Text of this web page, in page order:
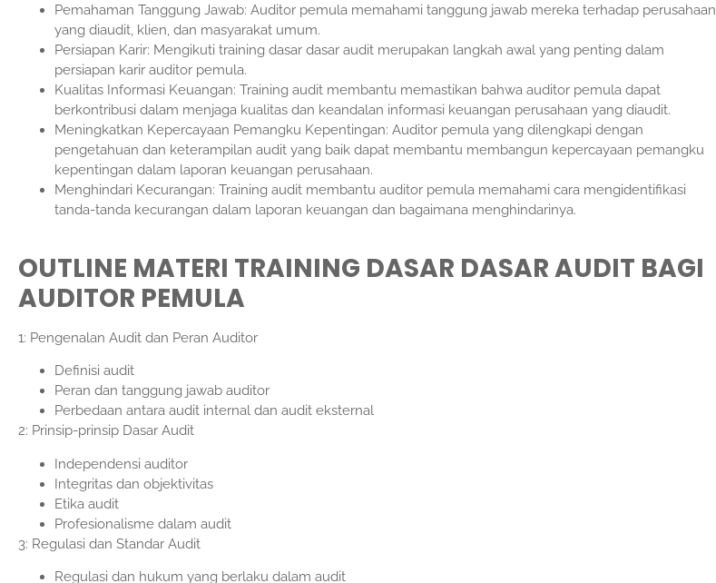
Pemahaman Tanggung Jawab: Auditor pemula memahami tanggung jawab mereka terhadap perusahaan
yang diaudit, klien, dan masyarakat umum.
Persiapan Karir: Mengikuti training dasar dasar audit merupakan langkah awal yang penting dalam
persiapan karir auditor pemula.
Kualitas Informasi Keuangan: Training audit membantu memastikan bahwa auditor pemula dapat
berkontribusi dalam menjaga kualitas dan keandalan informasi keuangan perusahaan yang diaudit.
Meningkatkan Kepercayaan Pemangku Kepentingan: Auditor pemula yang dilengkapi dengan
pengetahuan dan keterampilan audit yang baik dapat membantu membangun kepercayaan pemangku
kepentingan dalam laporan keuangan perusahaan.
Menghindari Kecurangan: Training audit membantu auditor pemula memahami cara mengidentifikasi
tanda-tanda kecurangan dalam laporan keuangan dan bagaimana menghindarinya.
OUTLINE MATERI TRAINING DASAR DASAR AUDIT BAGI
AUDITOR PEMULA
1: Pengenalan Audit dan Peran Auditor
Definisi audit
Peran dan tanggung jawab auditor
Perbedaan antara audit internal dan audit eksternal
2: Prinsip-prinsip Dasar Audit
Independensi auditor
Integritas dan objektivitas
Etika audit
Profesionalisme dalam audit
3: Regulasi dan Standar Audit
Regulasi dan hukum yang berlaku dalam audit